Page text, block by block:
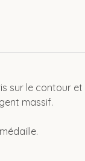
sur le contour et
massif.